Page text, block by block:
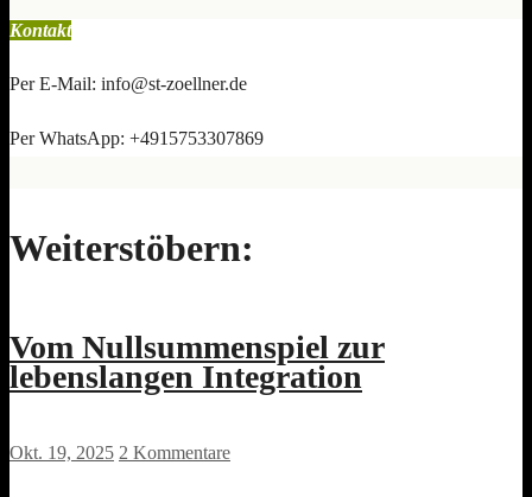
Kontakt
Per E-Mail: info@st-zoellner.de
Per WhatsApp: +4915753307869
Weiterstöbern:
Vom Nullsummenspiel zur
lebenslangen Integration
Okt. 19, 2025 2 Kommentare